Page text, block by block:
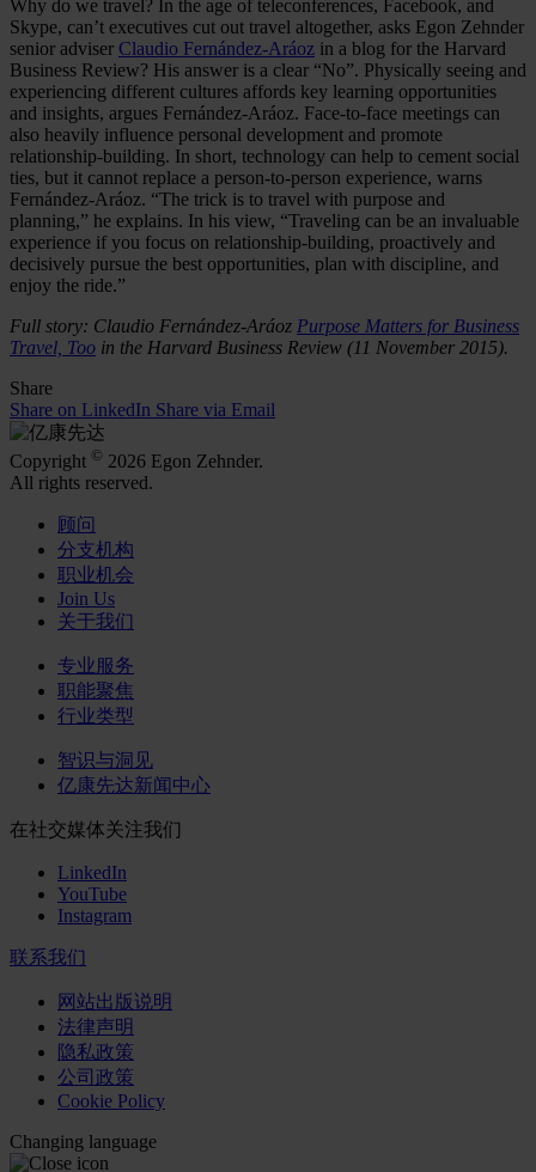
Why do we travel? In the age of teleconferences, Facebook, and
Skype, can’t executives cut out travel altogether, asks Egon Zehnder
senior adviser Claudio Fernández-Aráoz in a blog for the Harvard
Business Review? His answer is a clear “No”. Physically seeing and
experiencing different cultures affords key learning opportunities
and insights, argues Fernández-Aráoz. Face-to-face meetings can
also heavily influence personal development and promote
relationship-building. In short, technology can help to cement social
ties, but it cannot replace a person-to-person experience, warns
Fernández-Aráoz. “The trick is to travel with purpose and
planning,” he explains. In his view, “Traveling can be an invaluable
experience if you focus on relationship-building, proactively and
decisively pursue the best opportunities, plan with discipline, and
enjoy the ride.”
Full story: Claudio Fernández-Aráoz Purpose Matters for Business
Travel, Too in the Harvard Business Review (11 November 2015).
Share
Share on LinkedIn Share via Email
Copyright © 2026 Egon Zehnder.
All rights reserved.
顾问
分支机构
职业机会
Join Us
关于我们
专业服务
职能聚焦
行业类型
智识与洞见
亿康先达新闻中心
在社交媒体关注我们
LinkedIn
YouTube
Instagram
联系我们
网站出版说明
法律声明
隐私政策
公司政策
Cookie Policy
Changing language